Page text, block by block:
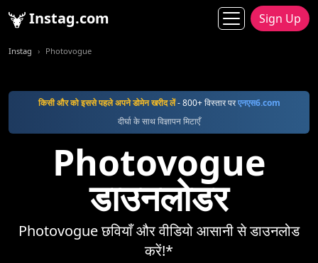
Instag.com Sign Up
Instag Photovogue
किसी और को इससे पहले अपने डोमेन खरीद लें- 800+ विस्तार परएनएस6.com
दीर्घा के साथ विज्ञापन मिटाएँ
Photovogue
डाउनलोडर
Photovogue छवियाँ और वीडियो आसानी से डाउनलोड
करें!*